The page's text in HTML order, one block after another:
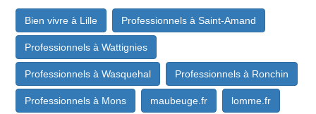
Bien vivre à Lille Professionnels à Saint-Amand
Professionnels à Wattignies
Professionnels à Wasquehal Professionnels à Ronchin
Professionnels à Mons maubeuge.fr lomme.fr